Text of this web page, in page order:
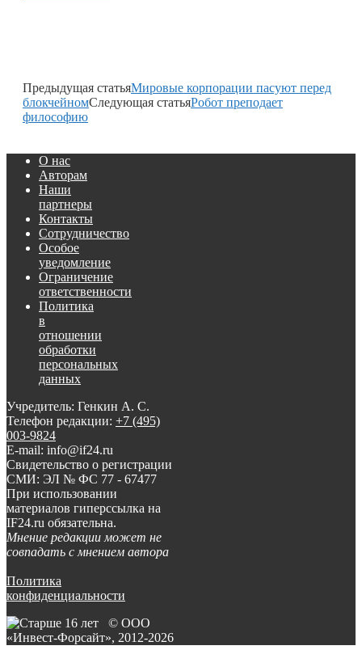
Предыдущая статьяМировые корпорации пасуют перед
блокчейномСледующая статьяРобот преподает
философию
О нас
Авторам
Наши
партнеры
Контакты
Сотрудничество
Особое
уведомление
Ограничение
ответственности
Политика
в
отношении
обработки
персональных
данных
Учредитель: Генкин А. С.
Телефон редакции: +7 (495)
003-9824
E-mail: info@if24.ru
Свидетельство о регистрации
СМИ: ЭЛ № ФС 77 - 67477
При использовании
материалов гиперссылка на
IF24.ru обязательна.
Мнение редакции может не
совпадать с мнением автора
Политика
конфиденциальности
© ООО
«Инвест-Форсайт», 2012-2026